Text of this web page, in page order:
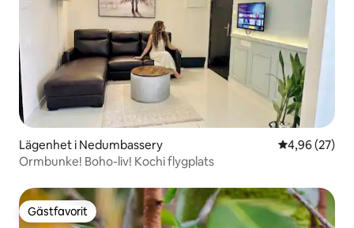
Lägenhet i Nedumbassery 4,96 av 5 i
4,96 (27)
Ormbunke! Boho-liv! Kochi flygplats
Gästfavorit
Gästfavorit